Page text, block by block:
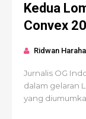
Kedua
Convex
Ridwan
Jurnalis OG
dalam gelaran
yang